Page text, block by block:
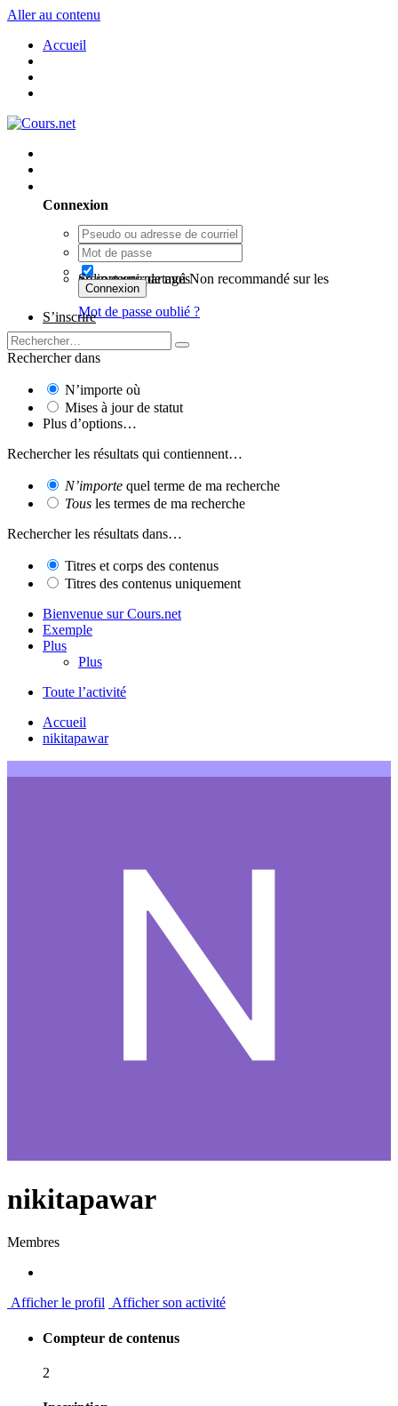
Aller au contenu
Accueil
Connexion
Se souvenir de moi
Non recommandé sur les ordinateurs partagés
Connexion
Mot de passe oublié ?
S’inscrire
Rechercher dans
N’importe où
Mises à jour de statut
Plus d’options…
Rechercher les résultats qui contiennent…
N’importe quel terme de ma recherche
Tous les termes de ma recherche
Rechercher les résultats dans…
Titres et corps des contenus
Titres des contenus uniquement
Bienvenue sur Cours.net
Exemple
Plus
Plus
Toute l’activité
Accueil
nikitapawar
nikitapawar
Membres
Afficher le profil Afficher son activité
Compteur de contenus
2